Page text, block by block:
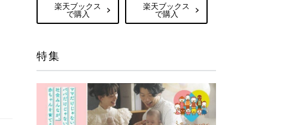
楽天ブックス
で購入
楽天ブックス
で購入
特集